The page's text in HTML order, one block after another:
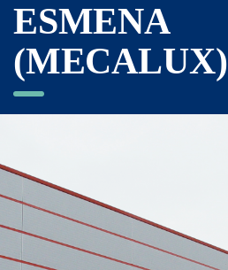
ESMENA
(MECALUX)